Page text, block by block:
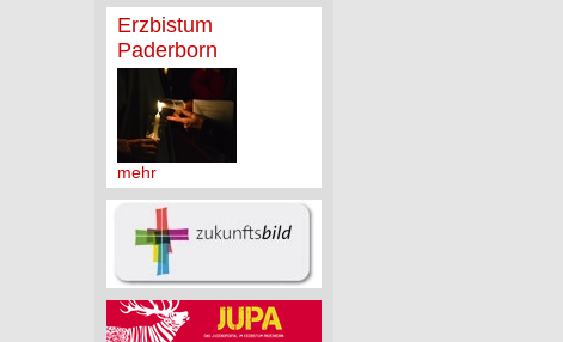
Erzbistum
Paderborn
mehr